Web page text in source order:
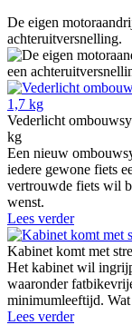
De eigen
achteruitversnelling.
Vederlicht
kg
Een nieuw
iedere gewone fiets
vertrouwde fiets wil
wenst.
Lees verder
Kabinet komt met
Het kabinet wil
waaronder
minimumleeftijd.
Lees verder